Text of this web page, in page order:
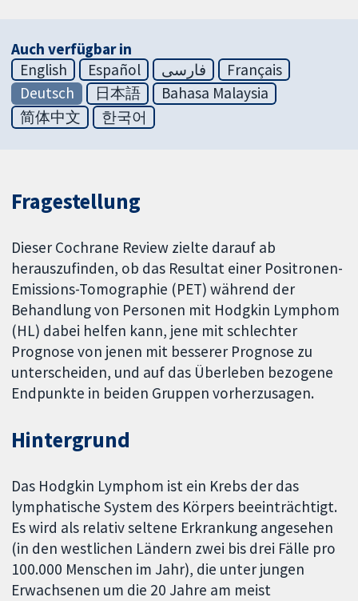
Auch verfügbar in
English
Español فارسی
Français
Deutsch
日本語
Bahasa Malaysia
简体中文
한국어
Fragestellung
Dieser Cochrane Review zielte darauf ab
herauszufinden, ob das Resultat einer Positronen-
Emissions-Tomographie (PET) während der
Behandlung von Personen mit Hodgkin Lymphom
(HL) dabei helfen kann, jene mit schlechter
Prognose von jenen mit besserer Prognose zu
unterscheiden, und auf das Überleben bezogene
Endpunkte in beiden Gruppen vorherzusagen.
Hintergrund
Das Hodgkin Lymphom ist ein Krebs der das
lymphatische System des Körpers beeinträchtigt.
Es wird als relativ seltene Erkrankung angesehen
(in den westlichen Ländern zwei bis drei Fälle pro
100.000 Menschen im Jahr), die unter jungen
Erwachsenen um die 20 Jahre am meist